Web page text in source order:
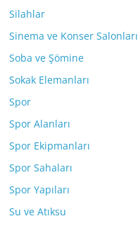
Silahlar
Sinema ve Konser Salonları
Soba ve Şömine
Sokak Elemanları
Spor
Spor Alanları
Spor Ekipmanları
Spor Sahaları
Spor Yapıları
Su ve Atıksu